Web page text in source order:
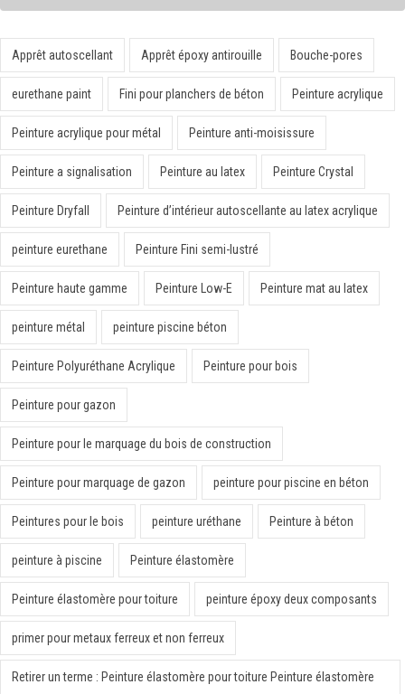
Apprêt autoscellant Apprêt époxy antirouille Bouche-pores
eurethane paint Fini pour planchers de béton Peinture acrylique
Peinture acrylique pour métal Peinture anti-moisissure
Peinture a signalisation Peinture au latex Peinture Crystal
Peinture Dryfall Peinture d’intérieur autoscellante au latex acrylique
peinture eurethane Peinture Fini semi-lustré
Peinture haute gamme Peinture Low-E Peinture mat au latex
peinture métal peinture piscine béton
Peinture Polyuréthane Acrylique Peinture pour bois
Peinture pour gazon
Peinture pour le marquage du bois de construction
Peinture pour marquage de gazon peinture pour piscine en béton
Peintures pour le bois peinture uréthane Peinture à béton
peinture à piscine Peinture élastomère
Peinture élastomère pour toiture peinture époxy deux composants
primer pour metaux ferreux et non ferreux
Retirer un terme : Peinture élastomère pour toiture Peinture élastomère